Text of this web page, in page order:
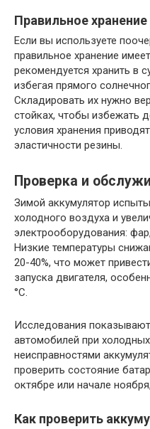
Правильное
Если вы используете
правильное хранение
рекомендуется хранить в
избегая прямого
Складировать их нужно
стойках, чтобы избежать
условия хранения
эластичности резины.
Проверка и
Зимой аккумулятор
холодного воздуха и
электрооборудования:
Низкие температуры
20-40%, что может
запуска двигателя,
°C.
Исследования
автомобилей при
неисправностями
проверить состояние
октябре или начале
Как проверить